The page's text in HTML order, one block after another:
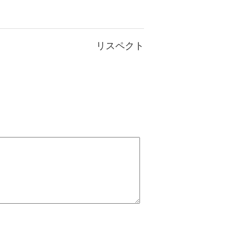
リスペクト